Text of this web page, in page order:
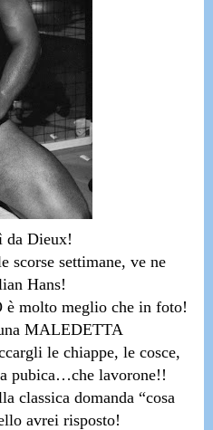
da Dieux!
scorse settimane, ve ne
Hans!
molto meglio che in foto!
MALEDETTA
le chiappe, le cosce,
pubica…che lavorone!!
classica domanda “cosa
avrei risposto!